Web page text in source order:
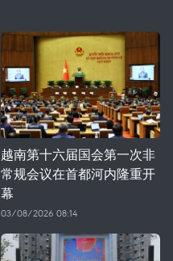
越南第十六届国会第一次非
常规会议在首都河内隆重开
幕
03/08/2026 08:14